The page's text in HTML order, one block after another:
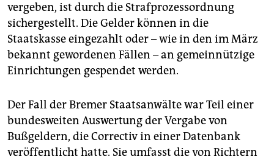
vergeben, ist durch die Strafprozessordnung
sichergestellt. Die Gelder können in die
Staatskasse eingezahlt oder – wie in den im März
bekannt gewordenen Fällen – an gemeinnützige
Einrichtungen gespendet werden.
Der Fall der Bremer Staatsanwälte war Teil einer
bundesweiten Auswertung der Vergabe von
Bußgeldern, die Correctiv in einer Datenbank
veröffentlicht hatte. Sie umfasst die von Richtern